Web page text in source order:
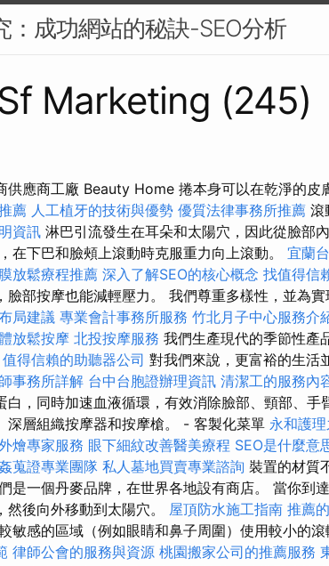
：成功網站的秘訣-SEO分析
Marketing (245)
供應商工廠 Beauty Home 捲本身可以在乾淨的皮
薦 人工植牙的技術與優勢 優質法律事務所推薦 滾
資訊 淋巴引流發生在耳朵和太陽穴，因此從臉部
在下巴和臉頰上滾動時克服重力向上滾動。 宜蘭
放鬆療程推薦 深入了解SEO的核心概念 找值得信
臉部按摩也能減輕壓力。 我們尊重多樣性，並為
局建議 專業會計事務所服務 竹北月子中心服務介
放鬆按摩 北投按摩服務 我們生產現代的季節性產
值得信賴的助聽器公司 對我們來說，更富裕的生活
事務所詳解 台中台胞證辦理資訊 清潔工的服務內
白，同時加速血液循環，有效消除臉部、頸部、手
深層組織按摩器和按摩槍。 - 客製化菜單 永和護
燴專家服務 眼下細紋改善醫美療程 SEO是什麼意
蒐證專業團隊 私人墓地買賣專業諮詢 裝置的材質
是一個丹麥品牌，在世界各地設有商店。 當你到
然後向外移動到太陽穴。 屋頂防水施工指南 推薦
敏感的區域（例如眼睛和鼻子周圍）使用較小的滾
律師公會的服務與資源 桃園搬家公司的推薦服務